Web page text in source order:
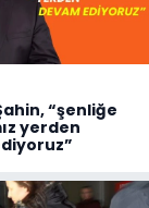
“şenliğe
yerden